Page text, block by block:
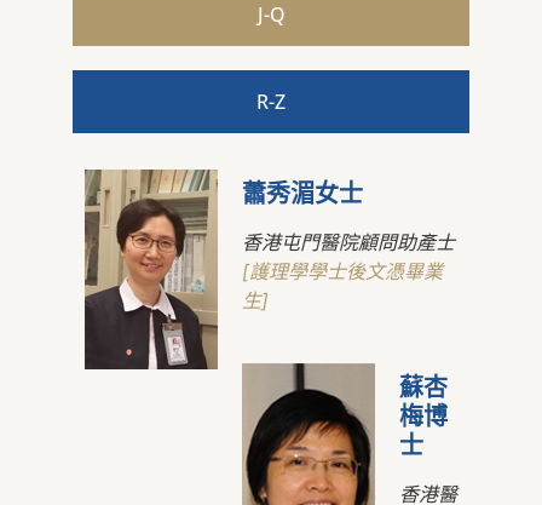
J-Q
R-Z
蕭秀湄女士
香港屯門醫院顧問助產士
[護理學學士後文憑畢業
生]
蘇杏
梅博
士
香港醫